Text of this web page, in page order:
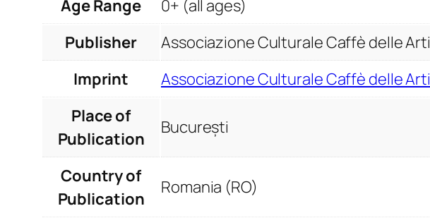
Age Range
0+ (all ages)
Publisher
Associazione Culturale Caffè delle Arti
Imprint
Associazione Culturale Caffè delle Arti
Place of
Publication
București
Country of
Publication
Romania (RO)